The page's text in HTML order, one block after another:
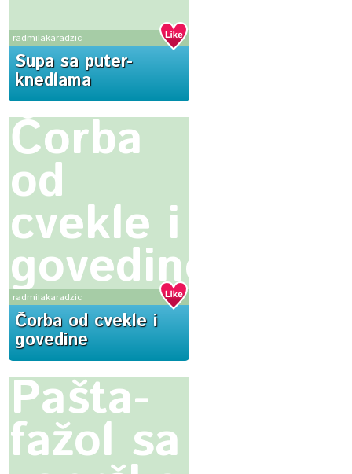
radmilakaradzic
Supa sa puter-
knedlama
Čorba
od
cvekle i
govedine
radmilakaradzic
Čorba od cvekle i
govedine
Pašta-
fažol sa